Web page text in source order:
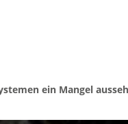
ein Mangel